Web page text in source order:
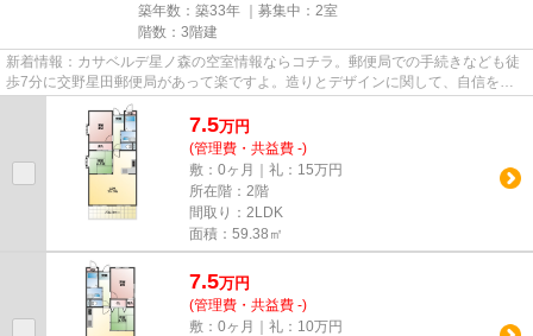
築年数：築33年 ｜募集中： 2室
階数：3階建
新着情報：カサベルデ星ノ森の空室情報ならコチラ。郵便局での手続きなども徒
歩7分に交野星田郵便局があって楽ですよ。造りとデザインに関して、自信をも
って情報を提供できるマンショ...
7.5万円
(管理費・共益費 -)
敷：0ヶ月｜礼：15万円
所在階：2階
間取り：2LDK
面積：59.38㎡
7.5万円
(管理費・共益費 -)
敷：0ヶ月｜礼：10万円